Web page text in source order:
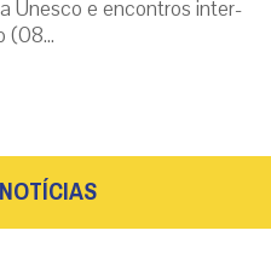
Unesco e encontros inter-
(08...